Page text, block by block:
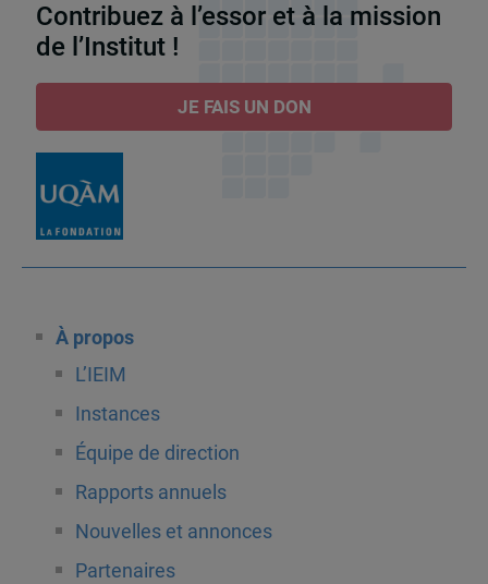
Contribuez à l’essor et à la mission
de l’Institut !
JE FAIS UN DON
À propos
L’IEIM
Instances
Équipe de direction
Rapports annuels
Nouvelles et annonces
Partenaires